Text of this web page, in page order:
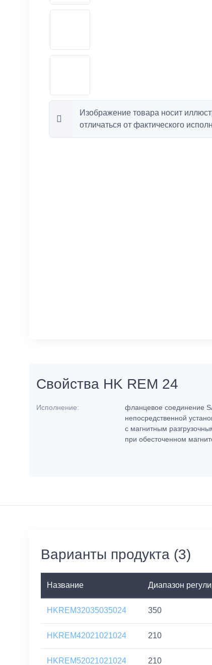
Изображение товара носит
отличаться от фактического
Свойства HK REM 24
Исполнение:
фланцевое соединение
непосредственной
с магнитным
при обесточенном
Варианты продукта (3)
Название Диапазон
HKREM32035035024 350
HKREM42021021024 210
HKREM52021021024 210